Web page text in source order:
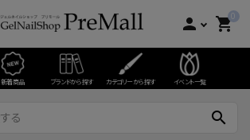
person 0
shopping_cart
新着商品 ブランドから探す カテゴリーから探す イベント一覧
search